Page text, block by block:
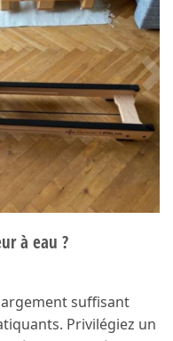
à eau ?
suffisant
Privilégiez un